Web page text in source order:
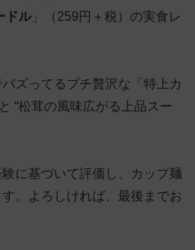
ドル」（259円＋税）の実食レ
ズってるプチ贅沢な「特上カ
“松茸の風味広がる上品スー
に基づいて評価し、カップ麺
。よろしければ、最後までお